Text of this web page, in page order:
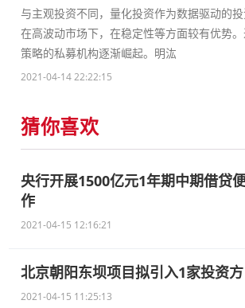
与主观投资不同，量化投资作为数据驱动的
在高波动市场下，在稳定性等方面较有优势
策略的私募机构逐渐崛起。明汯
2021-04-14 22:22:15
猜你喜欢
央行开展1500亿元1年期中期借贷
作
2021-04-15 12:16:21
北京朝阳东坝项目拟引入1家投资
2021-04-15 11:25:13